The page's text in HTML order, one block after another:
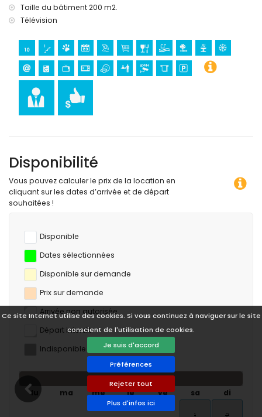
Ce site Internet utilise des cookies. Si vous continuez à naviguer sur le site
conscient de l'utilisation de cookies.
Je suis d'accord
Préférences
Rejeter tout
Plus d'infos ici
Taille du bâtiment 200 m2.
Télévision
Disponibilité
Vous pouvez calculer le prix de la location en
cliquant sur les dates d’arrivée et de départ
souhaitées !
Disponible
Dates sélectionnées
Disponible sur demande
Prix sur demande
Arrivée non autorisée
Départ interdit
Indisponible
août 2026
lu
ma me je ve sa di
1 2